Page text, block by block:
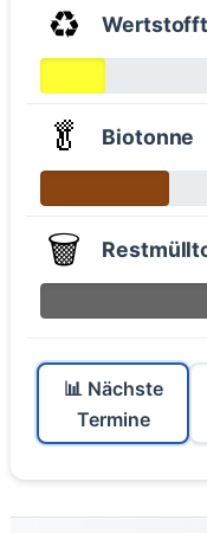
♻️
🥬 Biotonne
🗑️
📊 Nächste
Termine